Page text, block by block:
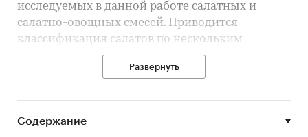
исследуемых в данной работе салатных и
салатно-овощных смесей. Приводится
классификация салатов по нескольким
Развернуть
Содержание